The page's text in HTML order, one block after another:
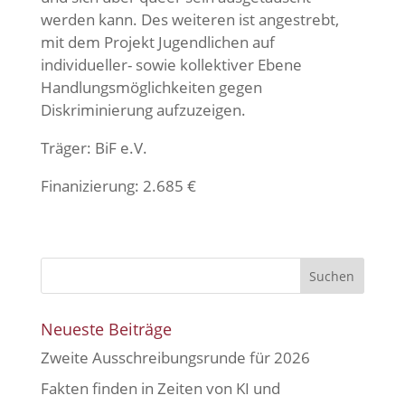
werden kann. Des weiteren ist angestrebt,
mit dem Projekt Jugendlichen auf
individueller- sowie kollektiver Ebene
Handlungsmöglichkeiten gegen
Diskriminierung aufzuzeigen.
Träger: BiF e.V.
Finanizierung: 2.685 €
Neueste Beiträge
Zweite Ausschreibungsrunde für 2026
Fakten finden in Zeiten von KI und